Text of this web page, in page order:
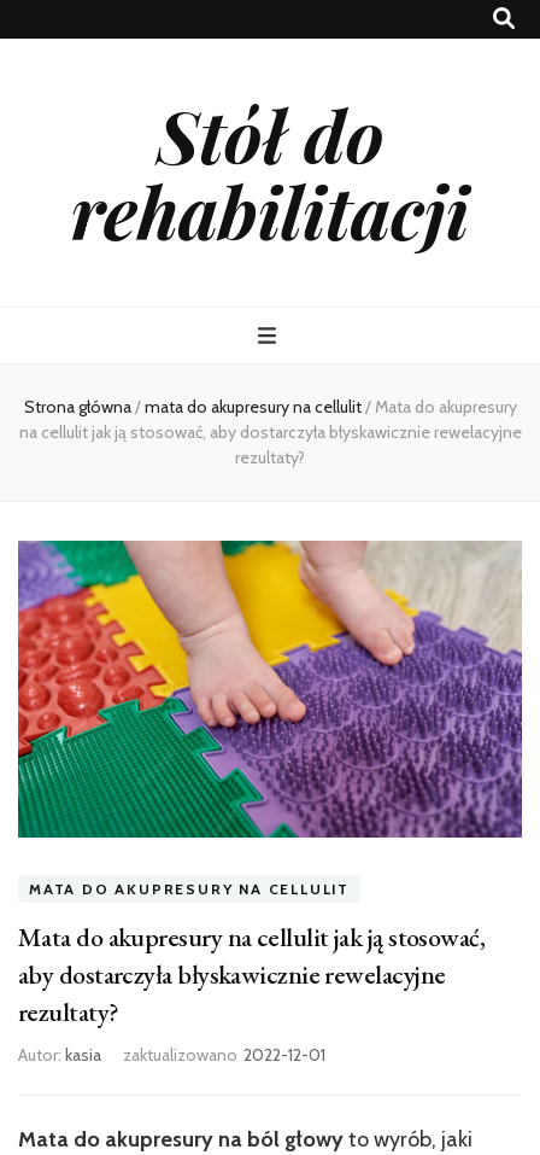
Stół do
rehabilitacji
Strona główna/mata do akupresury na cellulit/Mata do akupresury
na cellulit jak ją stosować, aby dostarczyła błyskawicznie rewelacyjne
rezultaty?
MATA DO AKUPRESURY NA CELLULIT
Mata do akupresury na cellulit jak ją stosować,
aby dostarczyła błyskawicznie rewelacyjne
rezultaty?
Autor: kasia zaktualizowano 2022-12-01
Mata do akupresury na ból głowyto wyrób, jaki